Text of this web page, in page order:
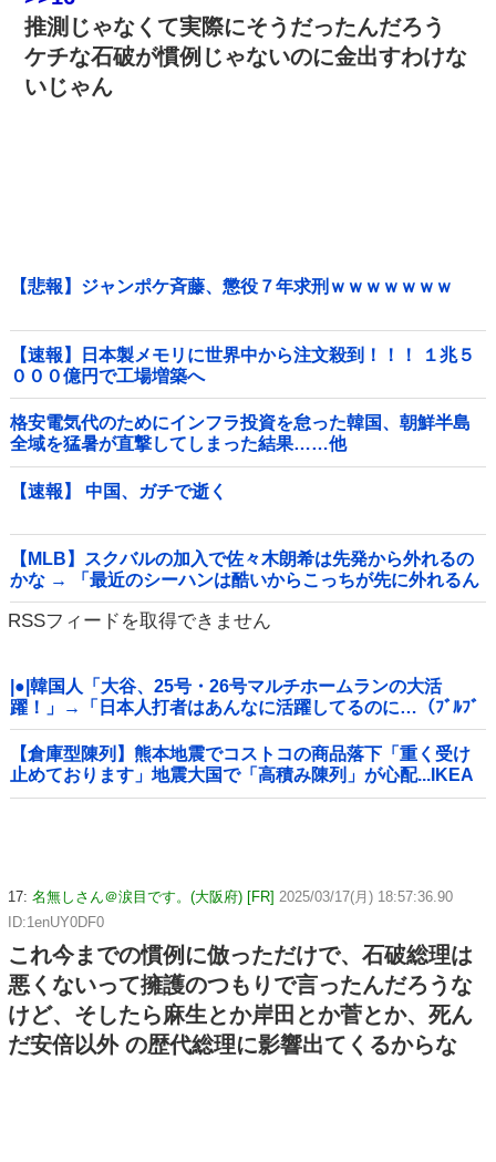
推測じゃなくて実際にそうだったんだろう
ケチな石破が慣例じゃないのに金出すわけな
いじゃん
【悲報】ジャンポケ斉藤、懲役７年求刑ｗｗｗｗｗｗｗ
【速報】日本製メモリに世界中から注文殺到！！！ １兆５
０００億円で工場増築へ
格安電気代のためにインフラ投資を怠った韓国、朝鮮半島
全域を猛暑が直撃してしまった結果……他
【速報】 中国、ガチで逝く
【MLB】スクバルの加入で佐々木朗希は先発から外れるの
かな → 「最近のシーハンは酷いからこっちが先に外れるん
じゃないか」「魔法のグローブで好投が続いてるし佐々木
は残してほしいな」
RSSフィードを取得できません
|●|韓国人「大谷、25号・26号マルチホームランの大活
躍！」→「日本人打者はあんなに活躍してるのに…（ﾌﾞﾙﾌﾞ
ﾙ」＝韓国の反応
【倉庫型陳列】熊本地震でコストコの商品落下「重く受け
止めております」地震大国で「高積み陳列」が心配...IKEA
にも聞いた
17: 名無しさん＠涙目です。(大阪府) [FR] 2025/03/17(月) 18:57:36.90
ID:1enUY0DF0
これ今までの慣例に倣っただけで、石破総理は
悪くないって擁護のつもりで言ったんだろうな
けど、そしたら麻生とか岸田とか菅とか、死ん
だ安倍以外 の歴代総理に影響出てくるからな